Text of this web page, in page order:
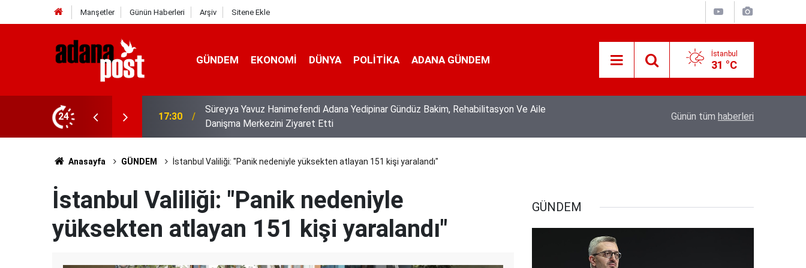
Manşetler Günün Haberleri Arşiv Sitene Ekle
GÜNDEM EKONOMI DÜNYA POLİTİKA ADANA GÜNDEM İstanbul
31 °C
24
Bakim, Rehabilitasyon Ve Aile
17:25 Vali Mustafa Yavuz’un Başkanliğinda Güvenlik Güçlerimizin Çalişmalari Değerlendirildi Akıl irfan bir hazinedir.
Günün tüm haberleri
Anasayfa GÜNDEM İstanbul Valiliği: "Panik nedeniyle yüksekten atlayan 151 kişi yaralandı"
İstanbul Valiliği: "Panik nedeniyle
yüksekten atlayan 151 kişi yaralandı"
GÜNDEM